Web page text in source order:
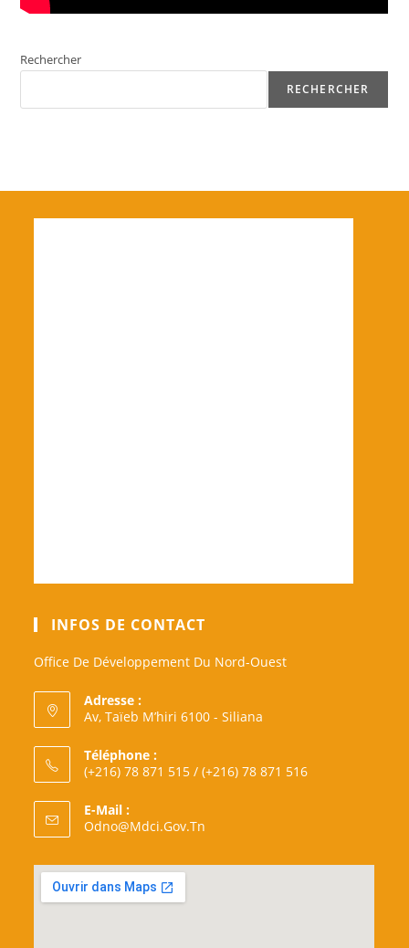
Rechercher
RECHERCHER
INFOS DE CONTACT
Office De Développement Du Nord-Ouest
Adresse :
Av, Taïeb M’hiri 6100 - Siliana
Téléphone :
(+216) 78 871 515 / (+216) 78 871 516
E-Mail :
Odno@mdci.gov.tn